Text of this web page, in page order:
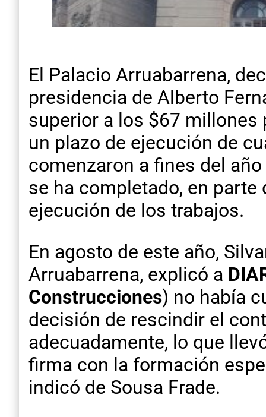
El Palacio Arruabarrena,
presidencia de Alberto
superior a los $67 millones
un plazo de ejecución de
comenzaron a fines del
se ha completado, en
ejecución de los trabajos.
En agosto de este año,
Arruabarrena, explicó a
Construcciones) no había
decisión de rescindir el
adecuadamente, lo que
firma con la formación
indicó de Sousa Frade.